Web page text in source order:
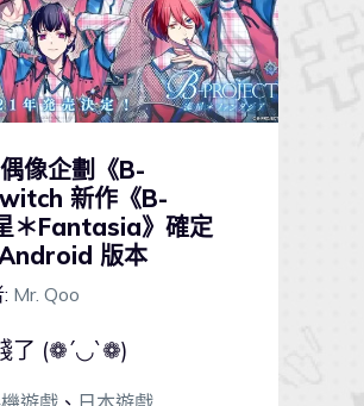
像企劃《B-
新作《B-
＊Fantasia》確定
版本
Mr. Qoo
了 (❁´◡`❁)